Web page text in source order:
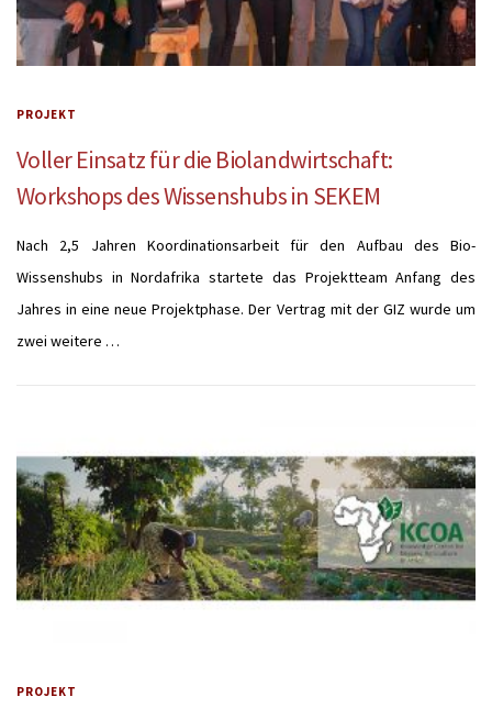
PROJEKT
Voller Einsatz für die Biolandwirtschaft:
Workshops des Wissenshubs in SEKEM
Nach 2,5 Jahren Koordinationsarbeit für den Aufbau des Bio-
Wissenshubs in Nordafrika startete das Projektteam Anfang des
Jahres in eine neue Projektphase. Der Vertrag mit der GIZ wurde um
zwei weitere …
PROJEKT